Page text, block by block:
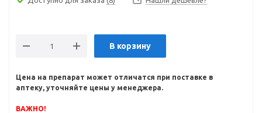
В корзину
Цена на препарат может отличатся при поставке в
аптеку, уточняйте цены у менеджера.
ВАЖНО!